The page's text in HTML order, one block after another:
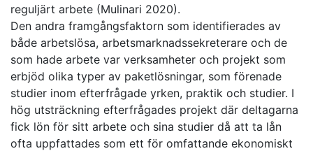
reguljärt arbete (Mulinari 2020).
Den andra framgångsfaktorn som identifierades av
både arbetslösa, arbetsmarknadssekreterare och de
som hade arbete var verksamheter och projekt som
erbjöd olika typer av paketlösningar, som förenade
studier inom efterfrågade yrken, praktik och studier. I
hög utsträckning efterfrågades projekt där deltagarna
fick lön för sitt arbete och sina studier då att ta lån
ofta uppfattades som ett för omfattande ekonomiskt